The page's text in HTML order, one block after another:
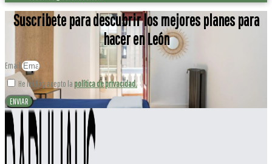
Suscribete para descubrir los mejores planes para
hacer en León
Email
He leído y acepto la política de privacidad.
ENVIAR